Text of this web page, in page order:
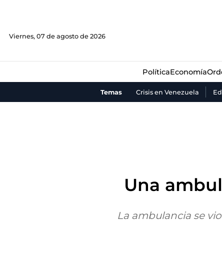
Viernes, 07 de agosto de 2026
PolíticaEconomía
Temas Crisis en Venezuela
Una
La ambulancia se